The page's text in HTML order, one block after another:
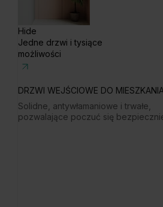
Hide
Jedne drzwi i tysiące
możliwości
DRZWI WEJŚCIOWE DO MIESZKANIA
Solidne, antywłamaniowe i trwałe,
pozwalające poczuć się